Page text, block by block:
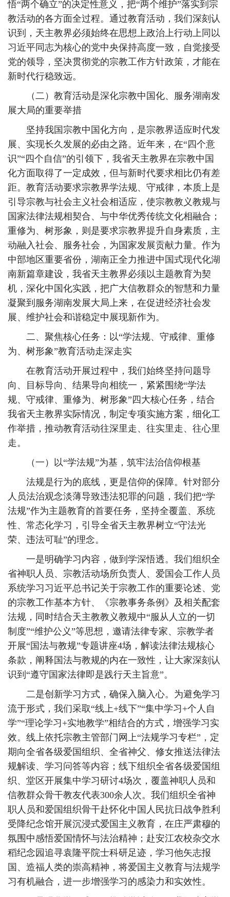
悟“两个确立”的决定性意义，把“两个维护”落实到宗
教活动的各方面全过程。通过教育活动，我们深刻认
识到，天主教界必须始终在思想上政治上行动上同以
习近平同志为核心的党中央保持高度一致，自觉接受
党的领导，坚决贯彻党的宗教工作方针政策，才能在
新时代行稳致远。
（二）教育活动是深化宗教中国化、服务湖南发
展大局的重要举措
坚持我国宗教中国化方向，是宗教界适应时代发
展、实现长久发展的必由之路。近年来，在“四个意
识”“四个自信”的引领下，我省天主教界在宗教中国
化方面取得了一定成效，但与新时代要求相比仍有差
距。教育活动要求宗教界学法规、守戒律，本质上是
引导宗教与社会主义社会相适应，使宗教教义教规与
国家法律法规相契合、与中华优秀传统文化相融合；
重修为、树形象，则是要求宗教界提升自身素质，主
动融入社会、服务社会，为国家发展贡献力量。作为
中部地区重要省份，湖南正全力推进中国式现代化湖
南新篇章建设，我省天主教界必须以主题教育为契
机，深化中国化实践，把广大信教群众的智慧和力量
凝聚到服务湖南发展大局上来，在促进经济社会发
展、维护社会和谐稳定中展现新作为。
二、聚焦核心任务：以“学法规、守戒律、重修
为、树形象”教育活动走深走实
在教育活动开展过程中，我们始终坚持问题导
向、目标导向、结果导向相统一，紧紧围绕“学法
规、守戒律、重修为、树形象”四大核心任务，结合
我省天主教界实际情况，制定专项实施方案，细化工
作举措，推动教育活动往深里走、往实里走、往心里
走。
（一）以“学法规”为基，筑牢法治信仰根基
法规是行为的底线，更是信仰的保障。针对部分
人员法治观念淡薄导致违法犯罪的问题，我们把“学
法规”作为主题教育的首要任务，坚持全覆盖、系统
性、常态化学习，引导全省天主教界树立“守法光
荣、违法可耻”的理念。
一是明确学习内容，做到学深悟透。我们组织全
省神职人员、宗教活动场所负责人、爱国会工作人员
系统学习习近平总书记关于宗教工作的重要论述、党
的宗教工作基本方针、《宗教事务条例》及相关配套
法规，同时结合天主教教义教规中“服从人立的一切
制度”“维护公义”等思想，邀请法律专家、宗教学者
开展“国法与教规”专题讲座4场，解读法律法规核心
条款，阐释国法与教规的内在一致性，让大家深刻认
识到“遵守国家法律即是践行天主旨意”。
二是创新学习方式，确保入脑入心。为避免学习
流于形式，我们采取“线上+线下”“集中学习+个人自
学”“理论学习+实地教学”相结合的方式，增强学习实
效。线上依托宗教主管部门网上“法规学习专栏”，定
期向全省各级爱国组织、全省神父、修女推送法律法
规解读、学习问答等内容；线下组织全省各级爱国组
织、堂区开展集中学习研讨4场次，覆盖神职人员和
信教群众骨干教友代表300余人次。我们组织全省神
职人员和爱国组织骨干赴怀化中国人民抗日战争胜利
受降纪念馆开展沉浸式爱国主义教育，在庄严肃穆的
氛围中感悟爱国情怀与法治精神；赴安江农校杂交水
稻纪念园追寻袁隆平院士科研足迹，学习他矢志报
国、造福人类的崇高精神，将爱国主义教育与法规学
习有机融合，进一步增强学习的感染力和实效性。